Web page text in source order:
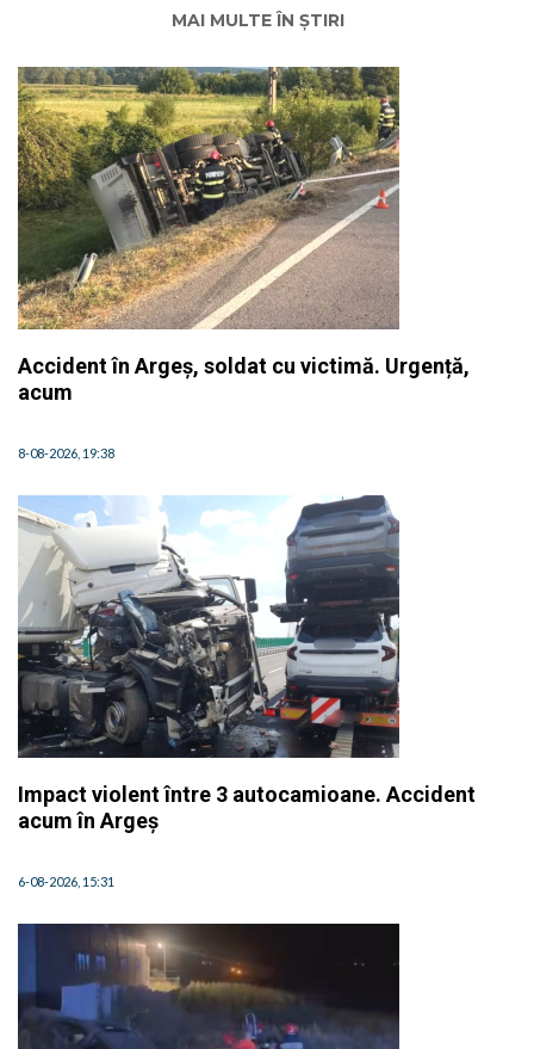
MAI MULTE ÎN ȘTIRI
Accident în Argeș, soldat cu victimă. Urgență,
acum
8-08-2026, 19:38
Impact violent între 3 autocamioane. Accident
acum în Argeș
6-08-2026, 15:31